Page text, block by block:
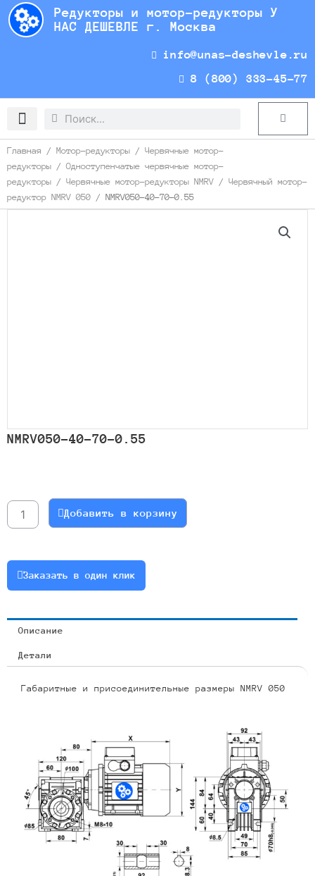
Перейти
содержимому
Редукторы и мотор-редукторы У
НАС ДЕШЕВЛЕ г. Москва
info@unas-deshevle.ru
8 (800) 333-45-77
Search
Search Cart
Главная / Мотор-редукторы / Червячные мотор-
редукторы / Одноступенчатые червячные мотор-
редукторы / Червячные мотор-редукторы NMRV / Червячный мотор-
редуктор NMRV 050 / NMRV050-40-70-0.55
NMRV050-40-70-0.55
NMRV050-
40-
Добавить в корзину
Заказать в один клик
Описание
Детали
Габаритные и присоединительные размеры NMRV 050